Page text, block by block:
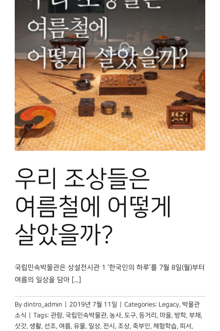
우리 조상들은
여름철에 어떻게
살았을까?
국립민속박물관은 상설전시관 1 ‘한국인의 하루’를 7월 8일(월)부터
여름의 일상을 담아 [...]
By dintro_admin 2019년 7월 11일 Categories: Legacy 박물관
소식
Tags: 관람 국립민속박물관 농사 도구 등거리 마을 방학 부채
삿갓 생활 선조 여름 유물 일상 전시 조상 죽부인 체험학습 피서